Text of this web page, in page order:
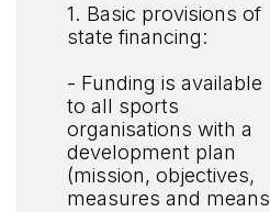
1. Basic provisions of
state financing:
- Funding is available
to all sports
organisations with a
development plan
(mission, objectives,
measures and means